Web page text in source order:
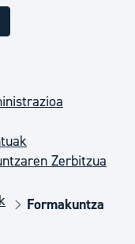
Zerbitzua
Formakuntza